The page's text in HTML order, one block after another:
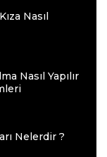
Nasıl
Nasıl Yapılır
Nelerdir ?